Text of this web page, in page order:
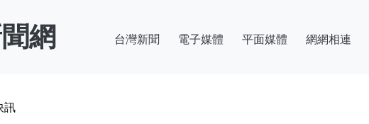
網 台灣新聞 電子媒體 平面媒體 網網相連
訊